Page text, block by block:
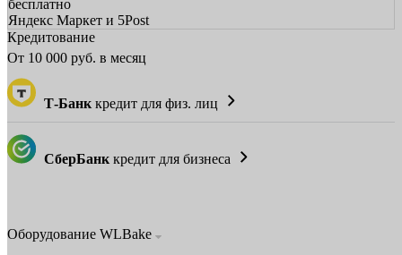
бесплатно
Яндекс Маркет и 5Post
Кредитование
От 10 000 руб. в месяц
Т-Банк кредит для физ. лиц
СберБанк кредит для бизнеса
Оборудование WLBake